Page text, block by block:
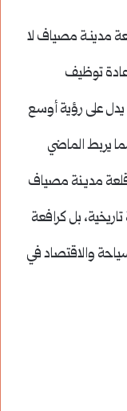
مدينـة مصياف لا
توظيف
على رؤية أوسع
يربط الماضي
مديـنة مصياف
بل كرافعة
والاقتصاد في